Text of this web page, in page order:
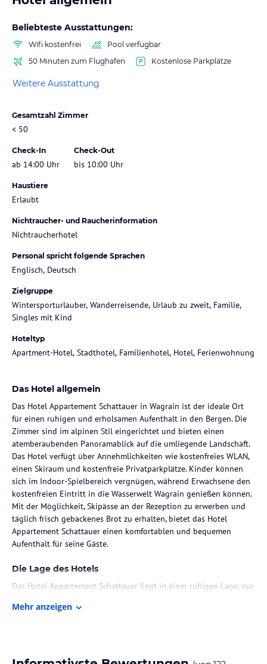
Beliebteste Ausstattungen:
Wifi kostenfrei
Pool verfügbar
50 Minuten zum Flughafen
Kostenlose Parkplätze
Weitere Ausstattung
Gesamtzahl Zimmer
< 50
Check-In
ab 14:00 Uhr
Check-Out
bis 10:00 Uhr
Haustiere
Erlaubt
Nichtraucher- und Raucherinformation
Nichtraucherhotel
Personal spricht folgende Sprachen
Englisch, Deutsch
Zielgruppe
Wintersporturlauber, Wanderreisende, Urlaub zu zweit, Familie,
Singles mit Kind
Hoteltyp
Apartment-Hotel, Stadthotel, Familienhotel, Hotel, Ferienwohnung
Das Hotel allgemein
Das Hotel Appartement Schattauer in Wagrain ist der ideale Ort
für einen ruhigen und erholsamen Aufenthalt in den Bergen. Die
Zimmer sind im alpinen Stil eingerichtet und bieten einen
atemberaubenden Panoramablick auf die umliegende Landschaft.
Das Hotel verfügt über Annehmlichkeiten wie kostenfreies WLAN,
einen Skiraum und kostenfreie Privatparkplätze. Kinder können
sich im Indoor-Spielbereich vergnügen, während Erwachsene den
kostenfreien Eintritt in die Wasserwelt Wagrain genießen können.
Mit der Möglichkeit, Skipässe an der Rezeption zu erwerben und
täglich frisch gebackenes Brot zu erhalten, bietet das Hotel
Appartement Schattauer einen komfortablen und bequemen
Aufenthalt für seine Gäste.
Die Lage des Hotels
Das Hotel Appartement Schattauer liegt in einer ruhigen Lage, nur
Lage ermöglicht es den Gästen, die Annehmlichkeiten der Stadt in
Radfahren und Skifahren ein.
Mehr anzeigen